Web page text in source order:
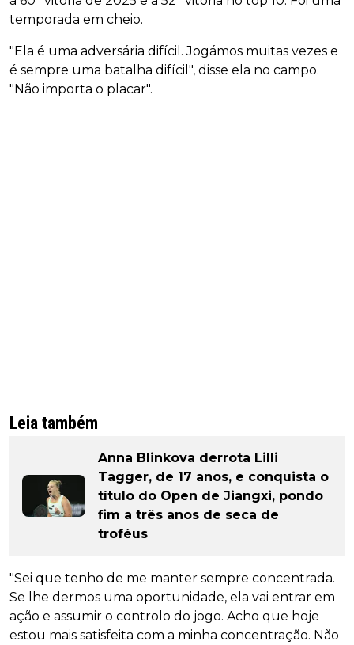
temporada em cheio.
"Ela é uma adversária difícil. Jogámos muitas vezes e
é sempre uma batalha difícil", disse ela no campo.
"Não importa o placar".
Leia também
Anna Blinkova derrota Lilli
Tagger, de 17 anos, e conquista o
título do Open de Jiangxi, pondo
fim a três anos de seca de
troféus
"Sei que tenho de me manter sempre concentrada.
Se lhe dermos uma oportunidade, ela vai entrar em
ação e assumir o controlo do jogo. Acho que hoje
estou mais satisfeita com a minha concentração. Não